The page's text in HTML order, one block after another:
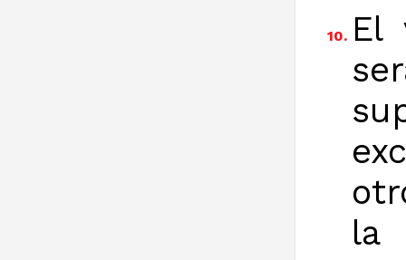
10. El
la